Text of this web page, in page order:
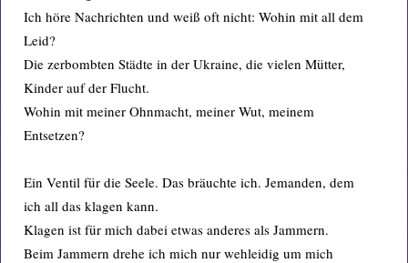
Ich höre Nachrichten und weiß oft nicht: Wohin mit all dem
Leid?
Die zerbombten Städte in der Ukraine, die vielen Mütter,
Kinder auf der Flucht.
Wohin mit meiner Ohnmacht, meiner Wut, meinem
Entsetzen?
Ein Ventil für die Seele. Das bräuchte ich. Jemanden, dem
ich all das klagen kann.
Klagen ist für mich dabei etwas anderes als Jammern.
Beim Jammern drehe ich mich nur wehleidig um mich